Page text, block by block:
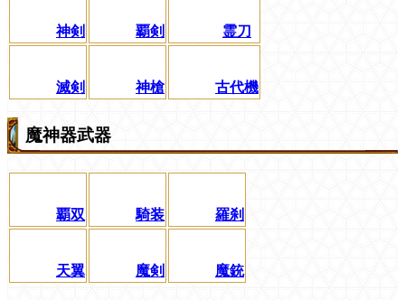
神剣 覇剣 霊刀
滅剣 神槍 古代機
魔神器武器
覇双 騎装 羅刹
天翼 魔剣 魔銃